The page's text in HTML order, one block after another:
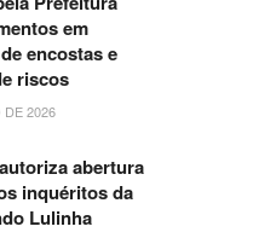
em
encostas e
riscos
DE 2026
abertura
inquéritos da
Lulinha